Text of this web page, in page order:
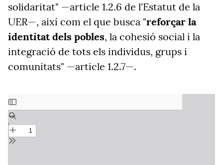
solidaritat" —article 1.2.6 de l'Estatut de la
UER—, així com el que busca "reforçar la
identitat dels pobles, la cohesió social i la
integració de tots els individus, grups i
comunitats" —article 1.2.7—.